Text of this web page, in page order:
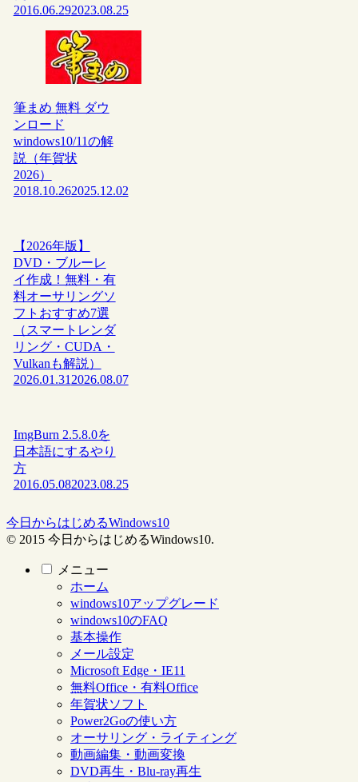
2016.06.292023.08.25
筆まめ 無料 ダウ
ンロード
windows10/11の解
説（年賀状
2026）
2018.10.262025.12.02
【2026年版】
DVD・ブルーレ
イ作成！無料・有
料オーサリングソ
フトおすすめ7選
（スマートレンダ
リング・CUDA・
Vulkanも解説）
2026.01.31 2026.08.07
ImgBurn 2.5.8.0を
日本語にするやり
方
2016.05.082023.08.25
今日からはじめるWindows10
© 2015 今日からはじめるWindows10.
メニュー
ホーム
windows10アップグレード
windows10のFAQ
基本操作
メール設定
Microsoft Edge・IE11
無料Office・有料Office
年賀状ソフト
Power2Goの使い方
オーサリング・ライティング
動画編集・動画変換
DVD再生・Blu-ray再生